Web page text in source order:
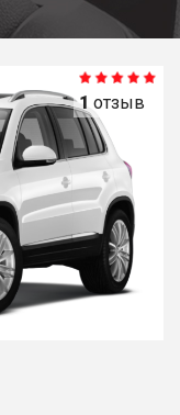
1 отзыв